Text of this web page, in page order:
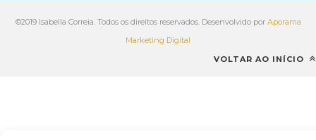
©2019 Isabella Correia. Todos os direitos reservados. Desenvolvido por Aporama
Marketing Digital
VOLTAR AO INÍCIO